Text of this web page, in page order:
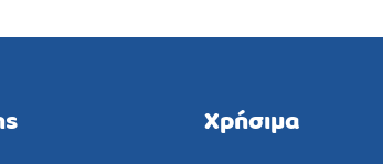
Χρήσιμα